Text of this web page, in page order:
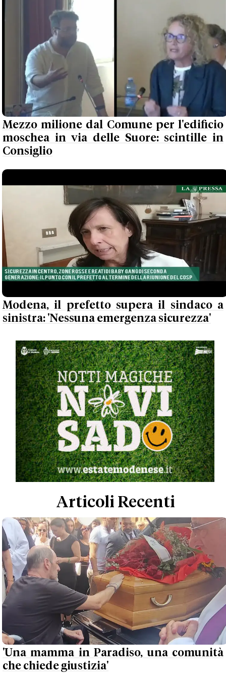
Mezzo milione dal Comune per l'edificio
moschea in via delle Suore: scintille in
Consiglio
Modena, il prefetto supera il sindaco a
sinistra: 'Nessuna emergenza sicurezza'
Articoli Recenti
'Una mamma in Paradiso, una comunità
che chiede giustizia'